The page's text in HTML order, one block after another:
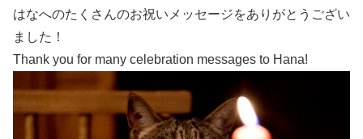
はなへのたくさんのお祝いメッセージをありがとうござい
ました！
Thank you for many celebration messages to Hana!